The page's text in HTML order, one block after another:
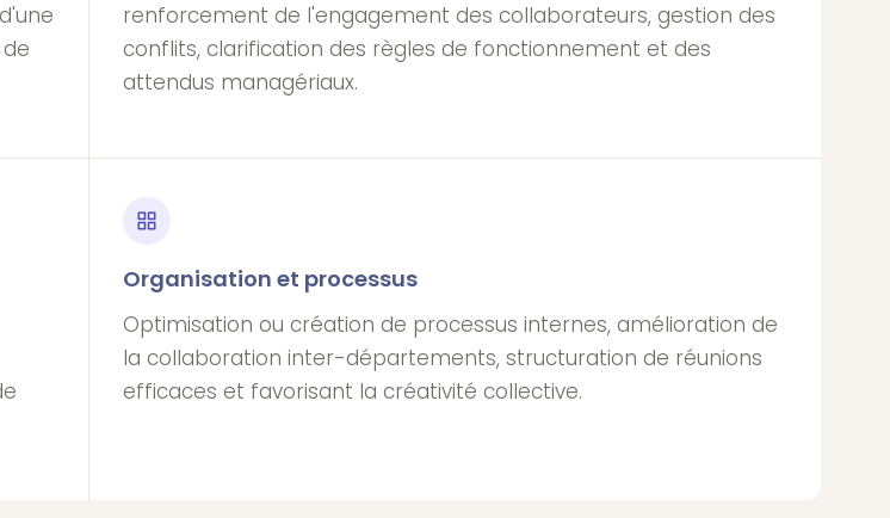
renforcement de l'engagement des collaborateurs, gestion des
conflits, clarification des règles de fonctionnement et des
attendus managériaux.
Organisation et processus
Optimisation ou création de processus internes, amélioration de
la collaboration inter-départements, structuration de réunions
efficaces et favorisant la créativité collective.